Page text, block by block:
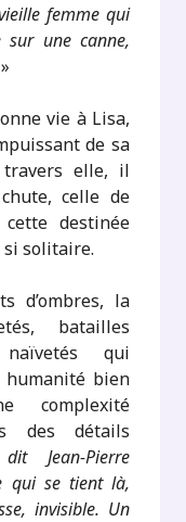
femme qui
sur une canne,
vie à Lisa,
de sa
travers elle, il
celle de
destinée
solitaire.
d’ombres, la
batailles
qui
humanité bien
complexité
des détails
Jean-Pierre
qui se tient là,
invisible. Un